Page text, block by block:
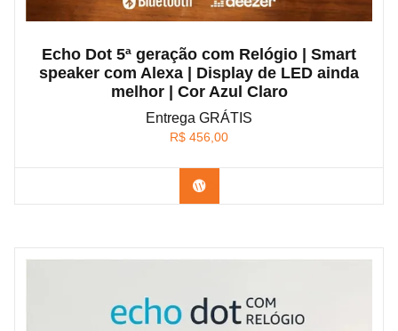
Echo Dot 5ª geração com Relógio | Smart
speaker com Alexa | Display de LED ainda
melhor | Cor Azul Claro
Entrega GRÁTIS
R$ 456,00
Confira na Amazon